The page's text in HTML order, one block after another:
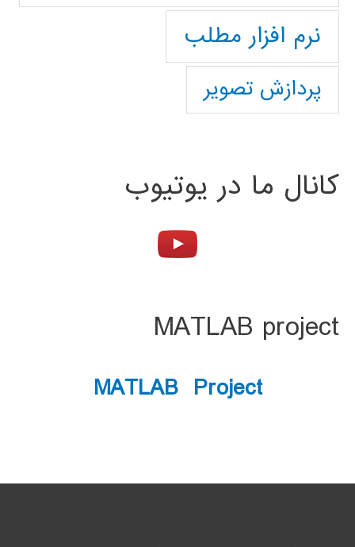
نرم افزار مطلب
پردازش تصویر
کانال ما در یوتیوب
MATLAB project
MATLAB Project